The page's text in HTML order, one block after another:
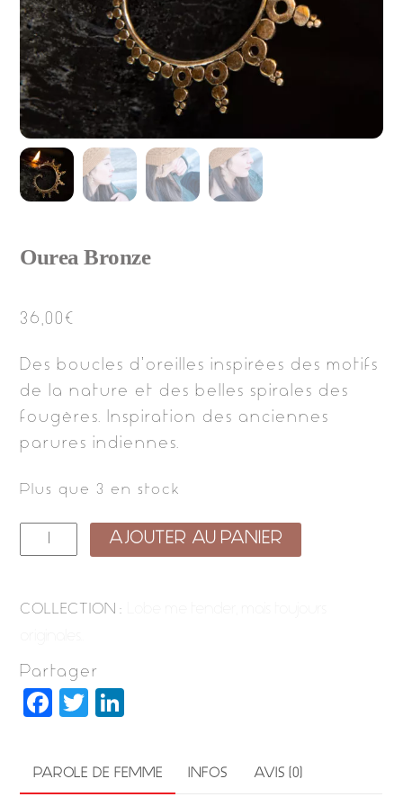
Ourea Bronze
36,00 €
Des boucles d’oreilles inspirées des motifs
de la nature et des belles spirales des
fougères. Inspiration des anciennes
parures indiennes.
Plus que 3 en stock
quantité
de
bronze
AJOUTER AU PANIER
COLLECTION :
Partager
F
c
e
T
it
t
k
e
PAROLE DE FEMME INFOS AVIS (0)